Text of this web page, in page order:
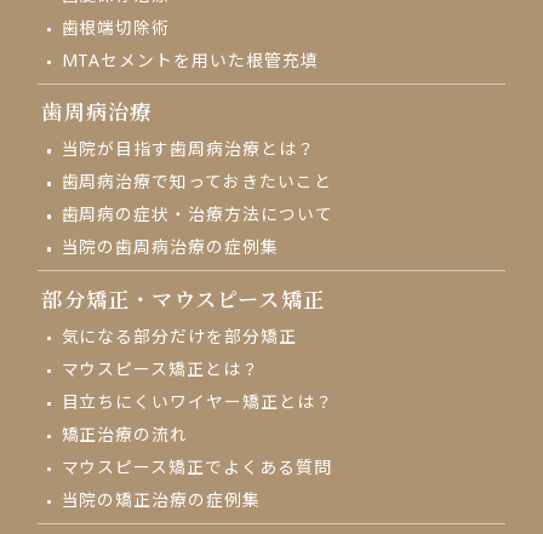
歯根端切除術
MTAセメントを用いた根管充填
歯周病治療
当院が目指す歯周病治療とは？
歯周病治療で知っておきたいこと
歯周病の症状・治療方法について
当院の歯周病治療の症例集
部分矯正・ マウスピース矯正
気になる部分だけを部分矯正
マウスピース矯正とは？
目立ちにくいワイヤー矯正とは？
矯正治療の流れ
マウスピース矯正でよくある質問
当院の矯正治療の症例集